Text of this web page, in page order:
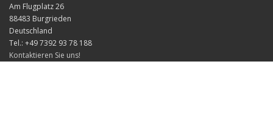
Am Flugplatz 26
88483 Burgrieden
Deutschland
Tel.: +49 7392 93 78 188
Kontaktieren Sie uns!